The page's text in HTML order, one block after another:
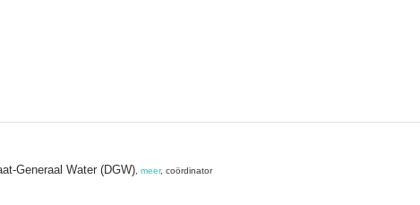
Generaal Water (DGW) meer, coördinator